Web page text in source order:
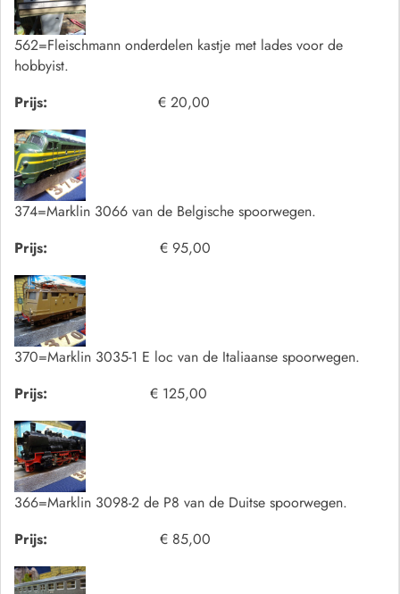
562=Fleischmann onderdelen kastje met lades voor de
hobbyist.
Prijs:
€ 20,00
374=Marklin 3066 van de Belgische spoorwegen.
Prijs:
€ 95,00
370=Marklin 3035-1 E loc van de Italiaanse spoorwegen.
Prijs:
€ 125,00
366=Marklin 3098-2 de P8 van de Duitse spoorwegen.
Prijs:
€ 85,00